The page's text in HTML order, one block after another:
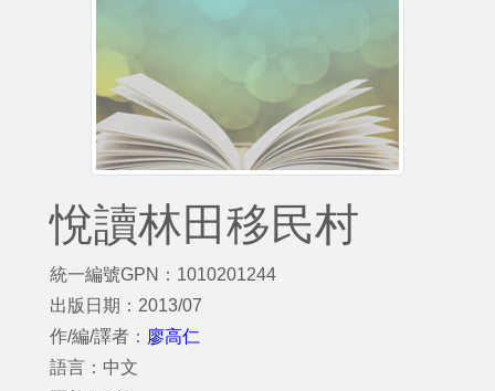
悅讀林田移民村
統一編號GPN：1010201244
出版日期：2013/07
作/編/譯者： 廖高仁
語言：中文